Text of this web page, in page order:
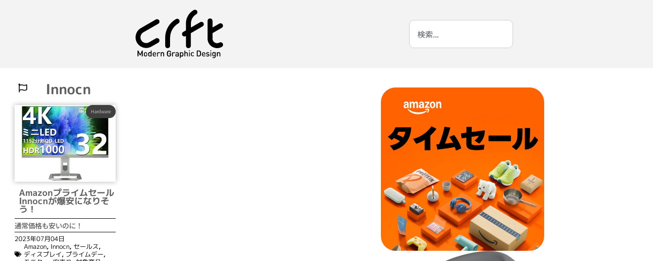
Innocn
Hardware
Amazonプライムセール
Innocnが爆安になりそ
う！
通常価格も安いのに！
2023年07月04日
Amazon, Innocn, セールス,
ディスプレイ, プライムデー,